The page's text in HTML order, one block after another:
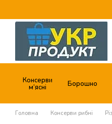
Консерви
м’ясні
Борошно
Головна Консерви рибні